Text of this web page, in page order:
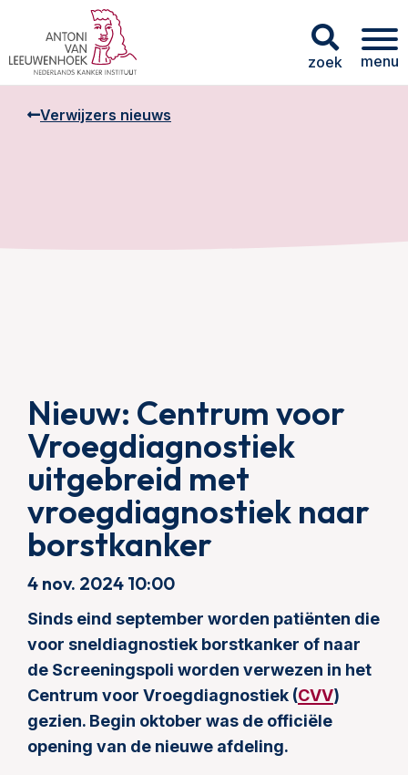
zoek menu
Verwijzers nieuws
Nieuw: Centrum voor
Vroegdiagnostiek
uitgebreid met
vroegdiagnostiek naar
borstkanker
4 nov. 2024 10:00
Sinds eind september worden patiënten die
voor sneldiagnostiek borstkanker of naar
de Screeningspoli worden verwezen in het
Centrum voor Vroegdiagnostiek (CVV)
gezien. Begin oktober was de officiële
opening van de nieuwe afdeling.